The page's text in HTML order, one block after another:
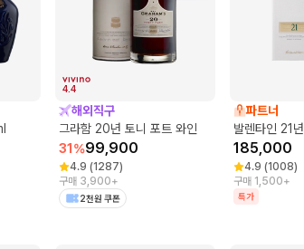
4.4
해외직구
그라함 20년 토니 포트 와인
31 %99,900
4.9 (1287)
구매 3,900+
2천원 쿠폰
파트너
발렌타인 21년
185,000
4.9 (1008)
구매 1,500+
특가